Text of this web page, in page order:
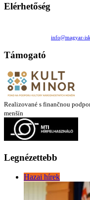
Elérhetőség
info@magyar-
Támogató
Realizované s finančnou
menšín
Legnézettebb
Hazai hírek